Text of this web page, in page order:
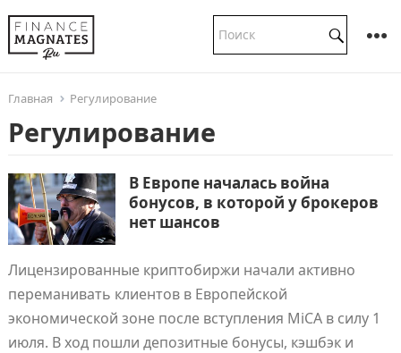
Главная Регулирование
Регулирование
В Европе началась война
бонусов, в которой у брокеров
нет шансов
Лицензированные криптобиржи начали активно
переманивать клиентов в Европейской
экономической зоне после вступления MiCA в силу 1
июля. В ход пошли депозитные бонусы, кэшбэк и